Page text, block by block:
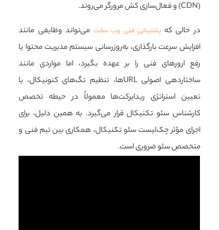
(CDN) و فعال‌سازی کش مرورگر می‌روند.
در حالی کهپشتیبانی فنی وب‌ سایتمی‌تواند وظایفی مانند
افزایش سرعت بارگذاری، به‌روزرسانی سیستم مدیریت محتوا یا
رفع ارورهای فنی را بر عهده بگیرد، اما مواردی مانند
ساختاردهی اصولی URLها، تنظیم تگ‌های کنونیکال، یا
تعیین استراتژی ریدایرکت‌ها معمولاً در حیطه تخصص
کارشناس سئو تکنیکال قرار می‌گیرد. به همین دلیل، برای
اجرای مؤثر چک‌لیست سئو تکنیکال، همکاری بین تیم فنی و
متخصص سئو ضروری است.